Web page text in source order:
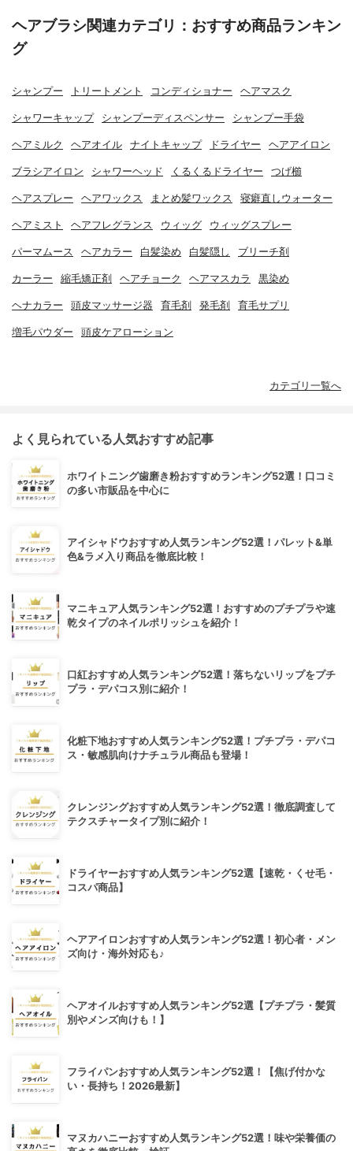
ヘアブラシ関連カテゴリ：おすすめ商品ランキン
グ
シャンプー トリートメント コンディショナー ヘアマスク
シャワーキャップ シャンプーディスペンサー シャンプー手袋
ヘアミルク ヘアオイル ナイトキャップ ドライヤー ヘアアイロン
ブラシアイロン シャワーヘッド くるくるドライヤー つげ櫛
ヘアスプレー ヘアワックス まとめ髪ワックス 寝癖直しウォーター
ヘアミスト ヘアフレグランス ウィッグ ウィッグスプレー
パーマムース ヘアカラー 白髪染め 白髪隠し ブリーチ剤
カーラー 縮毛矯正剤 ヘアチョーク ヘアマスカラ 黒染め
ヘナカラー 頭皮マッサージ器 育毛剤 発毛剤 育毛サプリ
増毛パウダー 頭皮ケアローション
カテゴリ一覧へ
よく見られている人気おすすめ記事
ホワイトニング歯磨き粉おすすめランキング52選！口コミ
の多い市販品を中心に
アイシャドウおすすめ人気ランキング52選！パレット&単
色&ラメ入り商品を徹底比較！
マニキュア人気ランキング52選！おすすめのプチプラや速
乾タイプのネイルポリッシュを紹介！
口紅おすすめ人気ランキング52選！落ちないリップをプチ
プラ・デパコス別に紹介！
化粧下地おすすめ人気ランキング52選！プチプラ・デパコ
ス・敏感肌向けナチュラル商品も登場！
クレンジングおすすめ人気ランキング52選！徹底調査して
テクスチャータイプ別に紹介！
ドライヤーおすすめ人気ランキング52選【速乾・くせ毛・
コスパ商品】
ヘアアイロンおすすめ人気ランキング52選！初心者・メン
ズ向け・海外対応も♪
ヘアオイルおすすめ人気ランキング52選【プチプラ・髪質
別やメンズ向けも！】
フライパンおすすめ人気ランキング52選！【焦げ付かな
い・長持ち！2026最新】
マヌカハニーおすすめ人気ランキング52選！味や栄養価の